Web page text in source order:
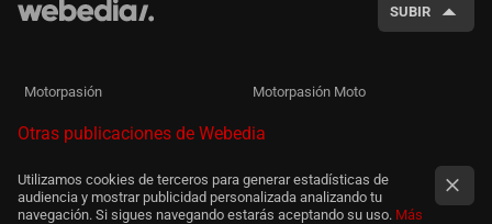
SUBIR
Motorpasión Motorpasión Moto
Otras publicaciones de Webedia
Utilizamos cookies de terceros para generar estadísticas de
audiencia y mostrar publicidad personalizada analizando tu
navegación. Si sigues navegando estarás aceptando su uso. Más